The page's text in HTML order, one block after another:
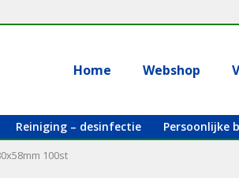
Home Webshop
Reiniging – desinfectie Persoonlijke
100st